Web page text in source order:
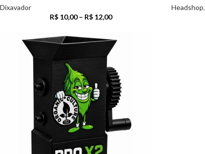
Dixavador
R$10,00 – R$12,00
Headshop,